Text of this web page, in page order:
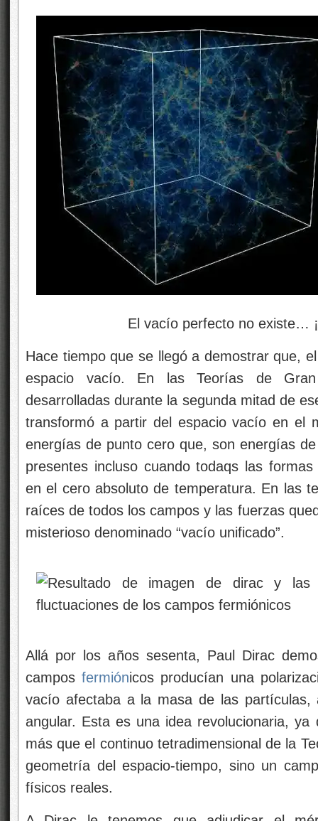
El vacío perfecto no existe…
Hace tiempo que se llegó a demostrar que,
espacio vacío. En las Teorías de
desarrolladas durante la segunda mitad de
transformó a partir del espacio vacío en el
energías de punto cero que, son energías
presentes incluso cuando todaqs las
en el cero absoluto de temperatura. En las
raíces de todos los campos y las fuerzas
misterioso denominado “vacío unificado”.
Allá por los años sesenta, Paul Dirac
camposfermiónicos producían una
vacío afectaba a la masa de las
angular. Esta es una idea revolucionaria,
más que el continuo tetradimensional de la
geometría del espacio-tiempo, sino un
físicos reales.